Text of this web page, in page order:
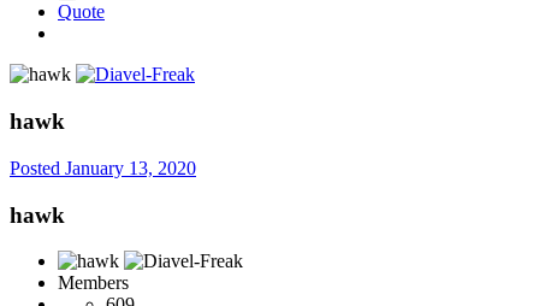
Quote
hawk
Posted January 13, 2020
hawk
Members